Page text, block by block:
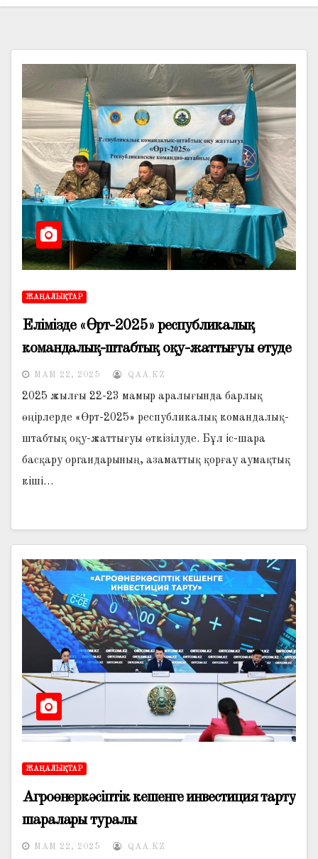
ЖАҢАЛЫҚТАР
Елімізде «Өрт-2025» республикалық
командалық-штабтық оқу-жаттығуы өтуде
МАМ 22, 2025 QAA.KZ
2025 жылғы 22-23 мамыр аралығында барлық
өңірлерде «Өрт-2025» республикалық командалық-
штабтық оқу-жаттығуы өткізілуде. Бұл іс-шара
басқару органдарының, азаматтық қорғау аумақтық
кіші…
ЖАҢАЛЫҚТАР
Агроөнеркәсіптік кешенге инвестиция тарту
шаралары туралы
МАМ 22, 2025 QAA.KZ